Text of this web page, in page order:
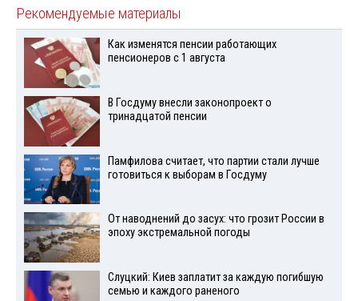
Рекомендуемые материалы
Как изменятся пенсии работающих
пенсионеров с 1 августа
В Госдуму внесли законопроект о
тринадцатой пенсии
Памфилова считает, что партии стали лучше
готовиться к выборам в Госдуму
От наводнений до засух: что грозит России в
эпоху экстремальной погоды
Слуцкий: Киев заплатит за каждую погибшую
семью и каждого раненого